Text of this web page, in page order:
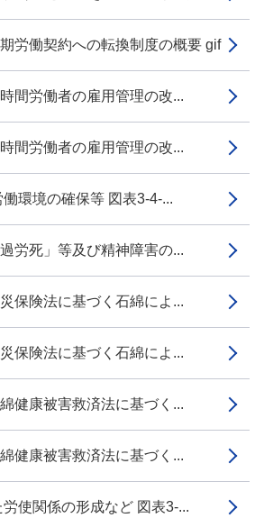
働契約への転換制度の概要 gif
労働者の雇用管理の改...
労働者の雇用管理の改...
環境の確保等 図表3-4-...
死」等及び精神障害の...
険法に基づく石綿によ...
険法に基づく石綿によ...
康被害救済法に基づく...
康被害救済法に基づく...
使関係の形成など 図表3-...